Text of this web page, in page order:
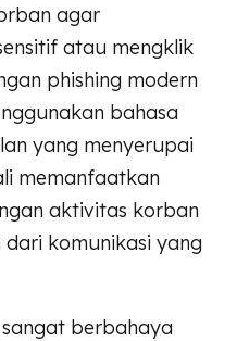
agar
atau mengklik
phishing modern
bahasa
yang menyerupai
memanfaatkan
aktivitas korban
komunikasi yang
berbahaya